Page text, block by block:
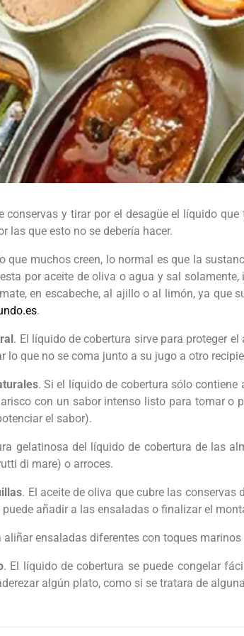
conservas y tirar por el desagüe el líquido
las que esto no se debería hacer.
que muchos creen, lo normal es que la
por aceite de oliva o agua y sal
en escabeche, al ajillo o al limón, ya que
.
. El líquido de cobertura sirve para proteger
lo que no se coma junto a su jugo a otro
. Si el líquido de cobertura sólo
con un sabor intenso listo para tomar o
el sabor).
gelatinosa del líquido de cobertura de las
di mare) o arroces.
. El aceite de oliva que cubre las
añadir a las ensaladas o finalizar el
aliñar ensaladas diferentes con toques
. El líquido de cobertura se puede congelar
algún plato, como si se tratara de